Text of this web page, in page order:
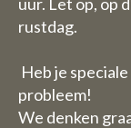
rustdag.
Heb je
probleem!
We denken